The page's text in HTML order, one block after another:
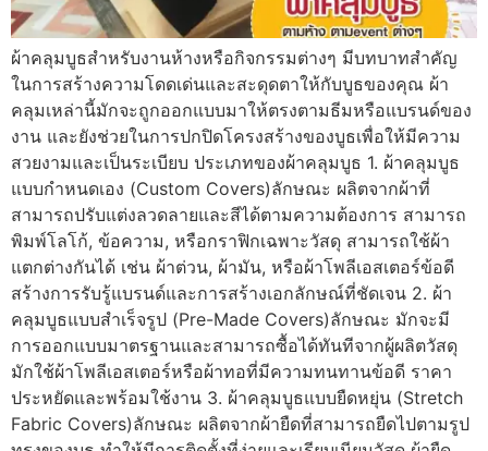
ผ้าคลุมบูธสำหรับงานห้างหรือกิจกรรมต่างๆ มีบทบาทสำคัญ
ในการสร้างความโดดเด่นและสะดุดตาให้กับบูธของคุณ ผ้า
คลุมเหล่านี้มักจะถูกออกแบบมาให้ตรงตามธีมหรือแบรนด์ของ
งาน และยังช่วยในการปกปิดโครงสร้างของบูธเพื่อให้มีความ
สวยงามและเป็นระเบียบ ประเภทของผ้าคลุมบูธ 1. ผ้าคลุมบูธ
แบบกำหนดเอง (Custom Covers)ลักษณะ ผลิตจากผ้าที่
สามารถปรับแต่งลวดลายและสีได้ตามความต้องการ สามารถ
พิมพ์โลโก้, ข้อความ, หรือกราฟิกเฉพาะวัสดุ สามารถใช้ผ้า
แตกต่างกันได้ เช่น ผ้าต่วน, ผ้ามัน, หรือผ้าโพลีเอสเตอร์ข้อดี
สร้างการรับรู้แบรนด์และการสร้างเอกลักษณ์ที่ชัดเจน 2. ผ้า
คลุมบูธแบบสำเร็จรูป (Pre-Made Covers)ลักษณะ มักจะมี
การออกแบบมาตรฐานและสามารถซื้อได้ทันทีจากผู้ผลิตวัสดุ
มักใช้ผ้าโพลีเอสเตอร์หรือผ้าทอที่มีความทนทานข้อดี ราคา
ประหยัดและพร้อมใช้งาน 3. ผ้าคลุมบูธแบบยืดหยุ่น (Stretch
Fabric Covers)ลักษณะ ผลิตจากผ้ายืดที่สามารถยืดไปตามรูป